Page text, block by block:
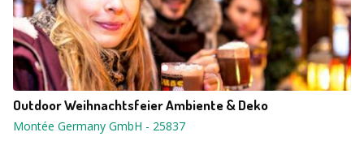
Outdoor Weihnachtsfeier Ambiente & Deko
Montée Germany GmbH - 25837